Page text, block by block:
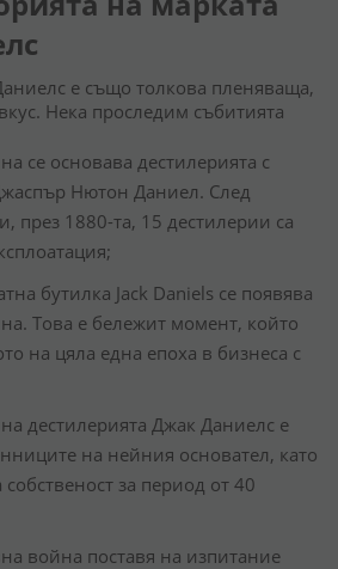
е също толкова пленяваща,
Нека проследим събитията
се основава дестилерията с
Нютон Даниел. След
през 1880-та, 15 дестилерии са
бутилка Jack Daniels се появява
Това е бележит момент, който
на цяла една епоха в бизнеса с
дестилерията Джак Даниелс е
на нейния основател, като
собственост за период от 40
война поставя на изпитание